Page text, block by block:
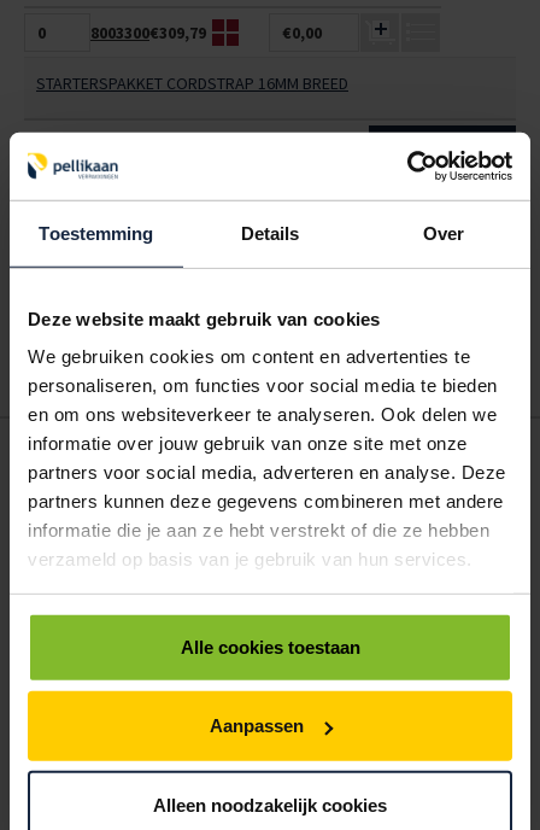
Toestemming Details Over
Deze website maakt gebruik van cookies
We gebruiken cookies om content en advertenties te
personaliseren, om functies voor social media te bieden
en om ons websiteverkeer te analyseren. Ook delen we
informatie over jouw gebruik van onze site met onze
partners voor social media, adverteren en analyse. Deze
partners kunnen deze gegevens combineren met andere
informatie die je aan ze hebt verstrekt of die ze hebben
verzameld op basis van je gebruik van hun services.
Alle cookies toestaan
Aanpassen
Alleen noodzakelijk cookies
8003300€309,79 €0,00
STARTERSPAKKET CORDSTRAP 16MM BREED
Hoe werkt een bestellijst?
Wanneer u bent ingelogd, kunt u een eigen bestellijst maken.
te bestellen. Uw bestel- en offertelijsten kunt u terugvinden in uw
POSTDOOS BEDRUKKEN
Voor een veilige verzending
VOOR BOEKEN TOT ONDERDELEN
BRIEVENBUSDOOS
BEDRUKKEN
Post stevig verpakt